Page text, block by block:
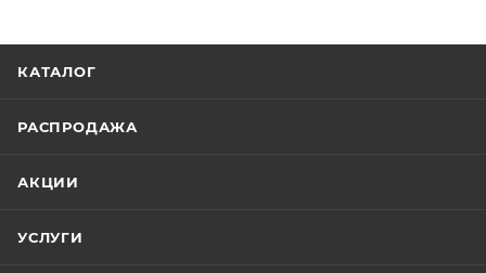
КАТАЛОГ
РАСПРОДАЖА
АКЦИИ
УСЛУГИ